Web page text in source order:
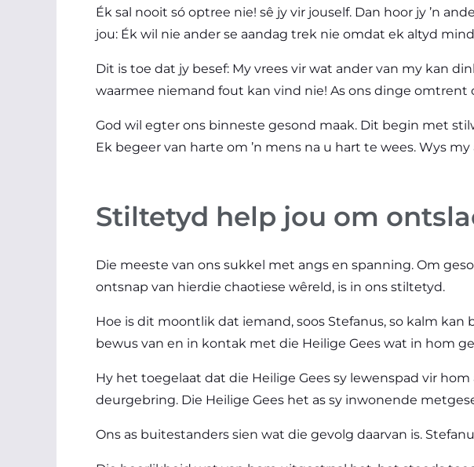
Ék sal nooit só optree nie! sê jy vir jouself. Dan hoor jy ’n
jou: Ék wil nie ander se aandag trek nie omdat ek altyd
Dit is toe dat jy besef: My vrees vir wat ander van my kan
waarmee niemand fout kan vind nie! As ons dinge omtrent
God wil egter ons binneste gesond maak. Dit begin met
Ek begeer van harte om ’n mens na u hart te wees. Wys
Stiltetyd help jou om
Die meeste van ons sukkel met angs en spanning. Om
ontsnap van hierdie chaotiese wêreld, is in ons stiltetyd.
Hoe is dit moontlik dat iemand, soos Stefanus, so kalm
bewus van en in kontak met die Heilige Gees wat in hom
Hy het toegelaat dat die Heilige Gees sy lewenspad vir
deurgebring. Die Heilige Gees het as sy inwonende
Ons as buitestanders sien wat die gevolg daarvan is.